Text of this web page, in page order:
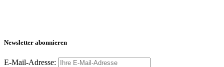
Newsletter abonnieren
E-Mail-Adresse: